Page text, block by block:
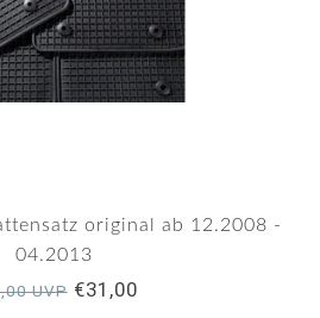
original ab 12.2008 -
04.2013
UVP€31,00